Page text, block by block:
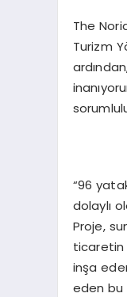
The
Turizm
“96
dolaylı
Proje,
ticaretin
inşa
eden bu